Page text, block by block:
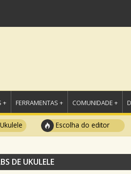
+ FERRAMENTAS + COMUNIDADE +
Escolha do editor
DE UKULELE